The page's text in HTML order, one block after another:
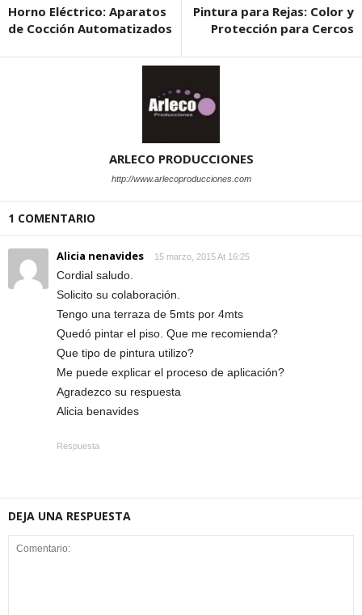
Horno Eléctrico: Aparatos
de Cocción Automatizados
Pintura para Rejas: Color y
Protección para Cercos
ARLECO PRODUCCIONES
http://www.arlecoproducciones.com
1 COMENTARIO
Alicia nenavides 15 marzo, 2015 At 16:25
Cordial saludo.
Solicito su colaboración.
Tengo una terraza de 5mts por 4mts
Quedó pintar el piso. Que me recomienda?
Que tipo de pintura utilizo?
Me puede explicar el proceso de aplicación?
Agradezco su respuesta
Alicia benavides
Respuesta
DEJA UNA RESPUESTA